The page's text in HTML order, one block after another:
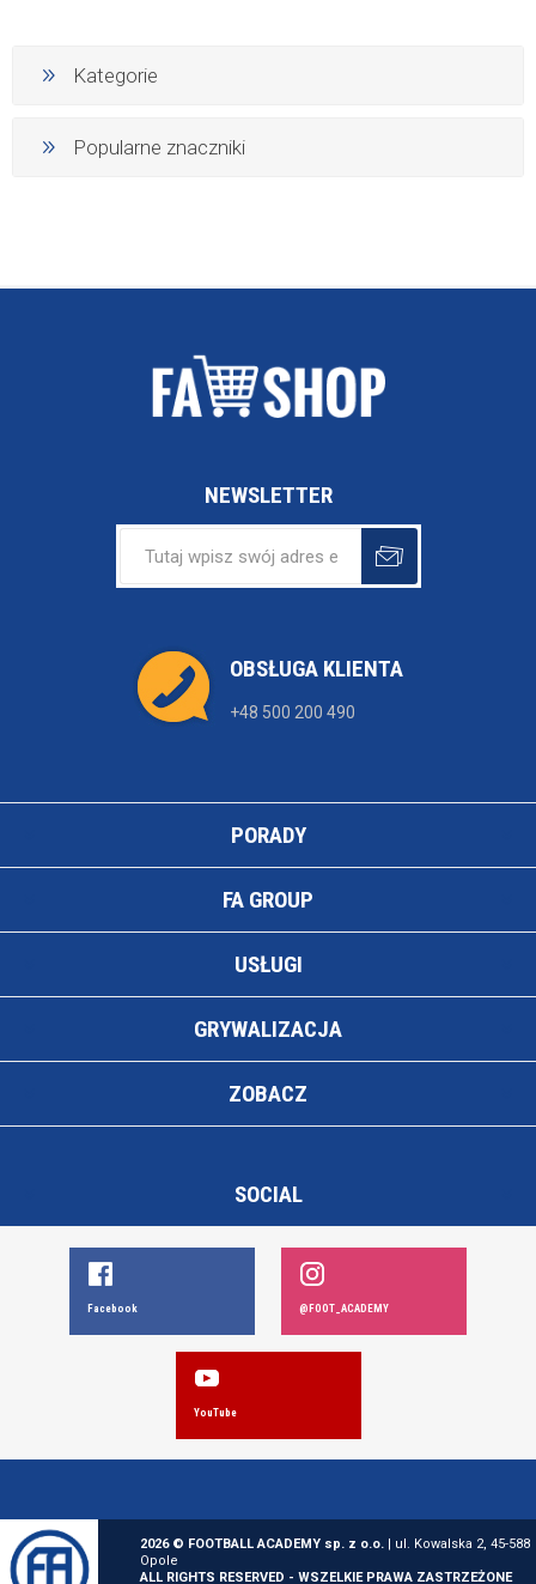
Kategorie
Popularne znaczniki
NEWSLETTER
OBSŁUGA KLIENTA
+48 500 200 490
PORADY
FA GROUP
USŁUGI
GRYWALIZACJA
ZOBACZ
SOCIAL
Facebook @FOOT_ACADEMY
YouTube
2026 © FOOTBALL ACADEMY sp. z o.o. | ul. Kowalska 2, 45-588
Opole
ALL RIGHTS RESERVED - WSZELKIE PRAWA ZASTRZEŻONE